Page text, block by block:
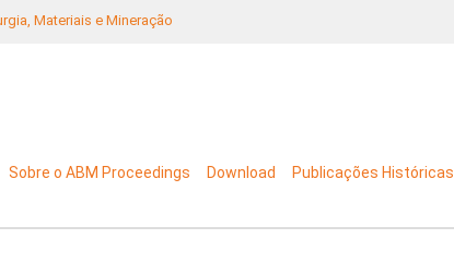
Materiais e Mineração
Sobre o ABM Proceedings Download Publicações Históricas